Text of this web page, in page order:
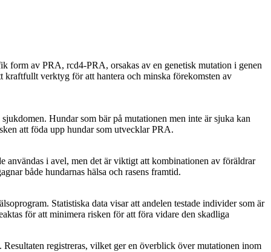
form av PRA, rcd4-PRA, orsakas av en genetisk mutation i genen
verktyg för att hantera och minska förekomsten av
Hundar som bär på mutationen men inte är sjuka kan
att föda upp hundar som utvecklar PRA.
användas i avel, men det är viktigt att kombinationen av föräldrar
både hundarnas hälsa och rasens framtid.
Statistiska data visar att andelen testade individer som är
för att minimera risken för att föra vidare den skadliga
registreras, vilket ger en överblick över mutationen inom